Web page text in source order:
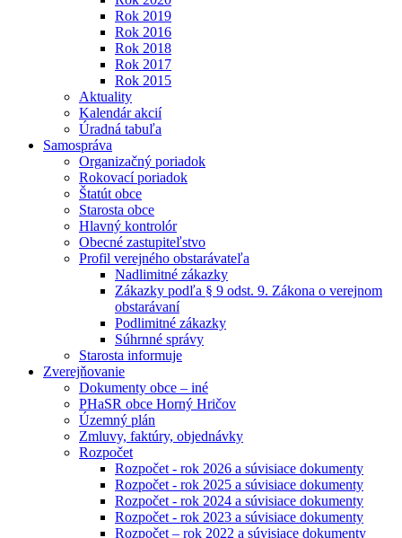
Rok 2019
Rok 2016
Rok 2018
Rok 2017
Rok 2015
Aktuality
Kalendár akcií
Úradná tabuľa
Samospráva
Organizačný poriadok
Rokovací poriadok
Štatút obce
Starosta obce
Hlavný kontrolór
Obecné zastupiteľstvo
Profil verejného obstarávateľa
Nadlimitné zákazky
Zákazky podľa § 9 odst. 9. Zákona o verejnom
obstarávaní
Podlimitné zákazky
Súhrnné správy
Starosta informuje
Zverejňovanie
Dokumenty obce – iné
PHaSR obce Horný Hričov
Územný plán
Zmluvy, faktúry, objednávky
Rozpočet
Rozpočet - rok 2026 a súvisiace dokumenty
Rozpočet - rok 2025 a súvisiace dokumenty
Rozpočet - rok 2024 a súvisiace dokumenty
Rozpočet - rok 2023 a súvisiace dokumenty
Rozpočet – rok 2022 a súvisiace dokumenty